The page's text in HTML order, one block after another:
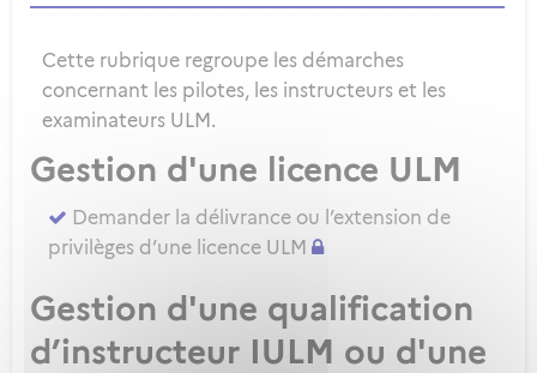
Cette rubrique regroupe les démarches
concernant les pilotes, les instructeurs et les
examinateurs ULM.
Gestion d'une licence ULM
Demander la délivrance ou l’extension de
privilèges d’une licence ULM
Gestion d'une qualification
d’instructeur IULM ou d'une